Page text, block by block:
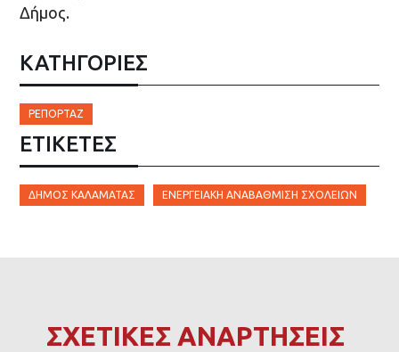
Δήμος.
ΚΑΤΗΓΟΡΙΕΣ
ΡΕΠΟΡΤΆΖ
ΕΤΙΚΈΤΕΣ
ΔΉΜΟΣ ΚΑΛΑΜΆΤΑΣ ΕΝΕΡΓΕΙΑΚΉ ΑΝΑΒΆΘΜΙΣΗ ΣΧΟΛΕΊΩΝ
ΣΧΕΤΙΚΕΣ ΑΝΑΡΤΗΣΕΙΣ